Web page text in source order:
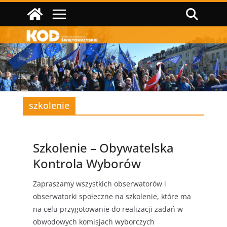
szkolenie
Szkolenie – Obywatelska
Kontrola Wyborów
Zapraszamy wszystkich obserwatorów i
obserwatorki społeczne na szkolenie, które ma
na celu przygotowanie do realizacji zadań w
obwodowych komisjach wyborczych